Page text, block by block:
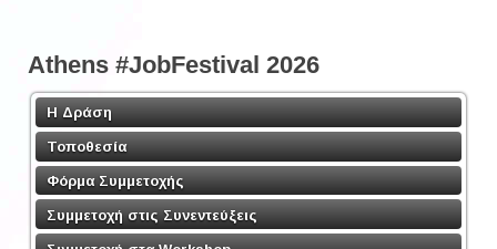
Athens #JobFestival 2026
Η Δράση
Τοποθεσία
Φόρμα Συμμετοχής
Συμμετοχή στις Συνεντεύξεις